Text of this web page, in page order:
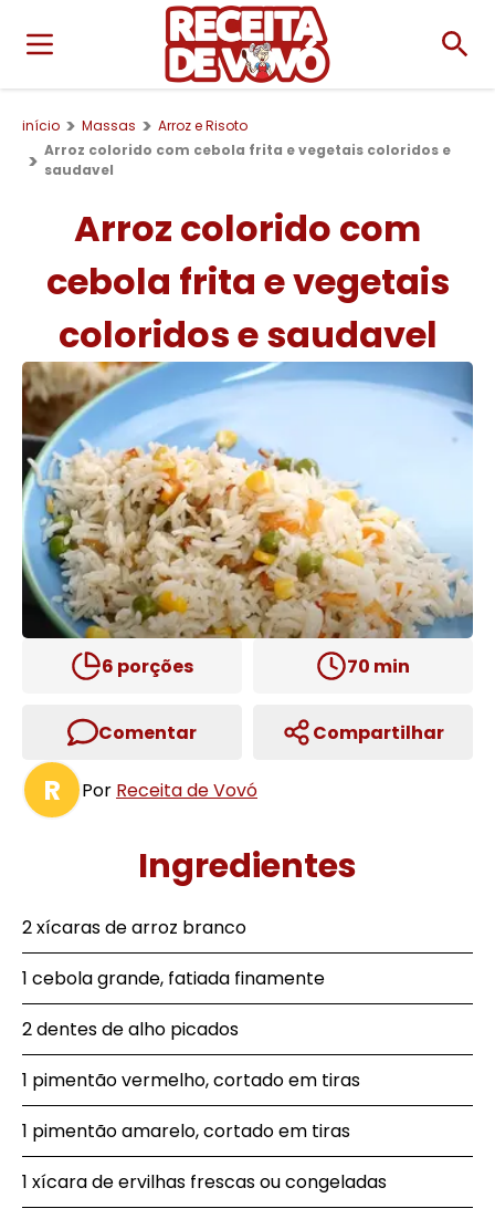
início Massas
Arroz e Risoto
Arroz colorido com cebola frita e vegetais coloridos e
saudavel
Arroz colorido com
cebola frita e vegetais
coloridos e saudavel
6 porções 70 min
Comentar Compartilhar
R Por Receita de Vovó
Ingredientes
2 xícaras de arroz branco
1 cebola grande, fatiada finamente
2 dentes de alho picados
1 pimentão vermelho, cortado em tiras
1 pimentão amarelo, cortado em tiras
1 xícara de ervilhas frescas ou congeladas